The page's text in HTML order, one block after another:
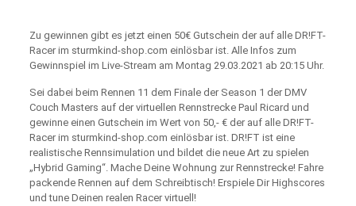
Zu gewinnen gibt es jetzt einen 50€ Gutschein der auf alle DR!FT-
Racer im sturmkind-shop.com einlösbar ist. Alle Infos zum
Gewinnspiel im Live-Stream am Montag 29.03.2021 ab 20:15 Uhr.
Sei dabei beim Rennen 11 dem Finale der Season 1 der DMV
Couch Masters auf der virtuellen Rennstrecke Paul Ricard und
gewinne einen Gutschein im Wert von 50,- € der auf alle DR!FT-
Racer im sturmkind-shop.com einlösbar ist. DR!FT ist eine
realistische Rennsimulation und bildet die neue Art zu spielen
„Hybrid Gaming“. Mache Deine Wohnung zur Rennstrecke! Fahre
packende Rennen auf dem Schreibtisch! Erspiele Dir Highscores
und tune Deinen realen Racer virtuell!